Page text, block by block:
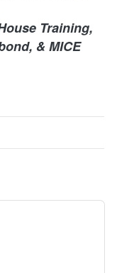
Training,
& MICE